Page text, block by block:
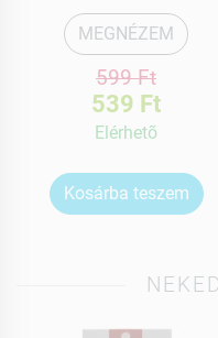
MEGNÉZEM
599 Ft
539 Ft
Elérhetõ
Kosárba teszem